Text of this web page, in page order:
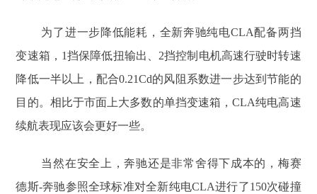
为了进一步降低能耗，全新奔驰纯电CLA配备两挡
变速箱，1挡保障低扭输出、2挡控制电机高速行驶时转速
降低一半以上，配合0.21Cd的风阻系数进一步达到节能的
目的。相比于市面上大多数的单挡变速箱，CLA纯电高速
续航表现应该会更好一些。
当然在安全上，奔驰还是非常舍得下成本的，梅赛
德斯-奔驰参照全球标准对全新纯电CLA进行了150次碰撞